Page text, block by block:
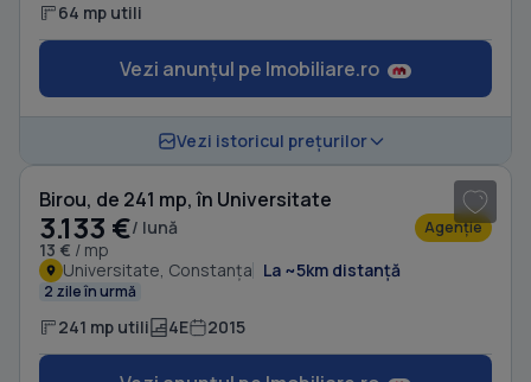
64 mp utili
Vezi anunțul pe Imobiliare.ro
Vezi istoricul prețurilor
Birou, de 241 mp, în Universitate
3.133 €/ lună
13 € / mp
Agenție
Universitate, Constanța La ~5km distanță
2 zile în urmă
241 mp utili 4E 2015